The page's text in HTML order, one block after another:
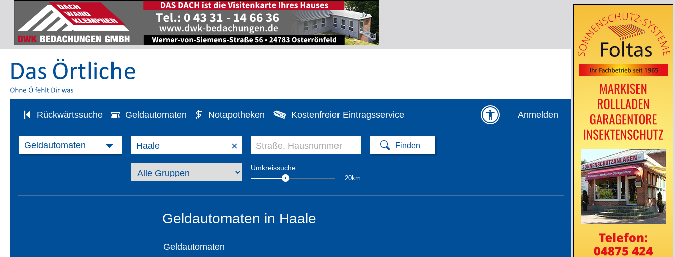
Rückwärtssuche Geldautomaten Notapotheken Kostenfreier Eintragsservice Anmelden
×
Umkreissuche:
20km
Geldautomaten in Haale
Geldautomaten